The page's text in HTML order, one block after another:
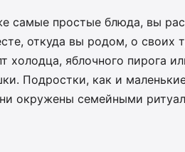
самые простые блюда, вы
откуда вы родом, о своих
холодца, яблочного пирога
Подростки, как и
окружены семейными